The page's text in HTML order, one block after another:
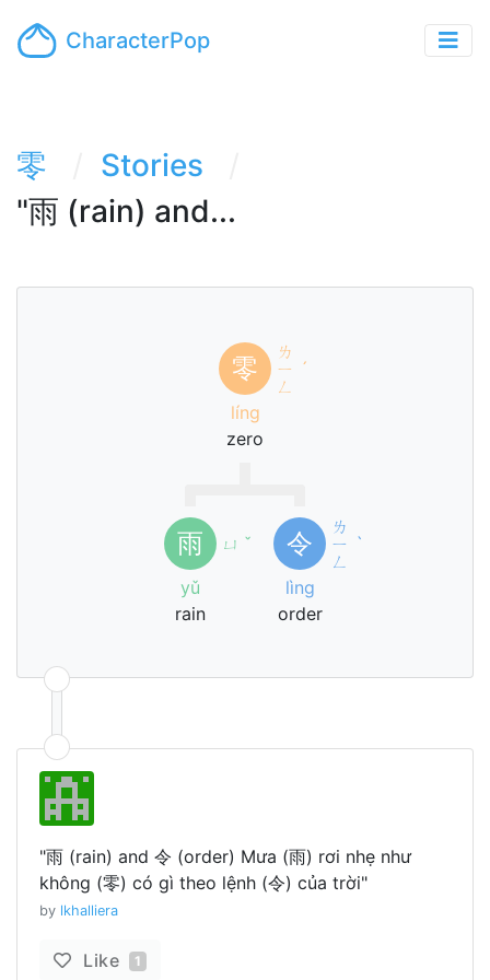
CharacterPop
零
Stories
"雨 (rain) and...
零
ㄌ
ㄧ
ㄥ
ˊ
líng
zero
雨 ㄩ ˇ
yǔ
rain
令
ㄌ
ㄧ
ㄥ
ˋ
lìng
order
"雨 (rain) and 令 (order) Mưa (雨) rơi nhẹ như
không (零) có gì theo lệnh (令) của trời"
by lkhalliera
Like 1